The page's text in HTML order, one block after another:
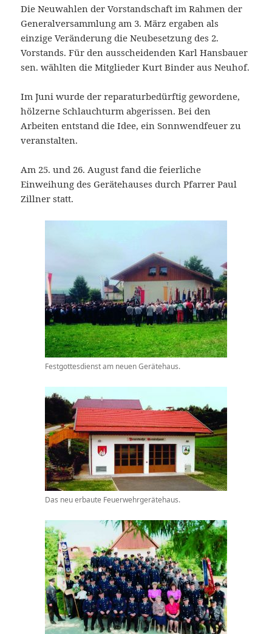
Die Neuwahlen der Vorstandschaft im Rahmen der
Generalversammlung am 3. März ergaben als
einzige Veränderung die Neubesetzung des 2.
Vorstands. Für den ausscheidenden Karl Hansbauer
sen. wählten die Mitglieder Kurt Binder aus Neuhof.
Im Juni wurde der reparaturbedürftig gewordene,
hölzerne Schlauchturm abgerissen. Bei den
Arbeiten entstand die Idee, ein Sonnwendfeuer zu
veranstalten.
Am 25. und 26. August fand die feierliche
Einweihung des Gerätehauses durch Pfarrer Paul
Zillner statt.
Festgottesdienst am neuen Gerätehaus.
Das neu erbaute Feuerwehrgerätehaus.